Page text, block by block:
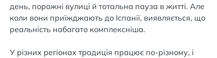
день, порожні вулиці й тотальна пауза в житті. Але
коли вони приїжджають до Іспанії, виявляється, що
реальність набагато комплексніша.
У різних регіонах традиція працює по-різному, і